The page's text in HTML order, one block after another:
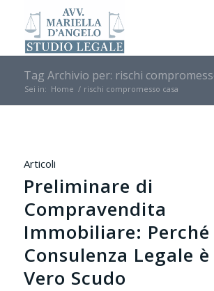
Tag Archivio per: rischi
Sei in: Home / rischi compromesso casa
Articoli
Preliminare di
Compravendita
Immobiliare: Perché
Consulenza Legale
Vero Scudo